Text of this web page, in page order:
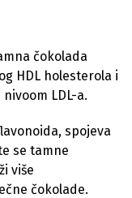
čokolada
HDL holesterola i
LDL-a.
spojeva
se tamne
više
čokolade.